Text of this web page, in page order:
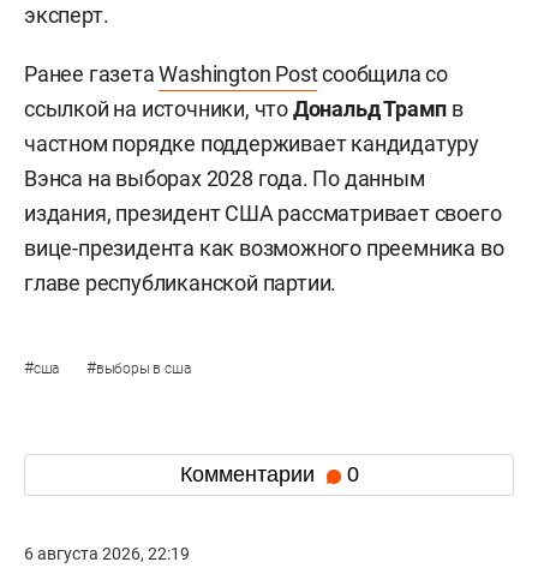
эксперт.
Ранее газетаWashington Postсообщила со
ссылкой на источники, чтоДональд Трамп в
частном порядке поддерживает кандидатуру
Вэнса на выборах 2028 года. По данным
издания, президент США рассматривает своего
вице-президента как возможного преемника во
главе республиканской партии.
#сша #выборы в сша
Комментарии 0
6 августа 2026, 22:19